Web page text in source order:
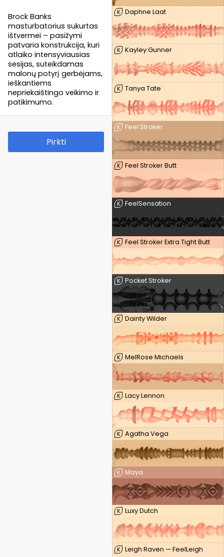
K Daphne Laat
K Kayley Gunner
K Tanya Tate
K Feel Stroker
K Feel Stroker Butt
K FeelSensation
K Feel Stroker Extra Tight Butt
K Pocket Stroker
K Dainty Wilder
K MelRose Michaels
K Lacy Lennon
K Agatha Vega
K Maya
K Luxy Dutch
K Leigh Raven — FeelLeigh
Brock Banks
masturbatorius sukurtas
ištvermei – pasižymi
patvaria konstrukcija, kuri
atlaiko intensyviausias
sesijas, suteikdamas
malonų potyrį gerbėjams,
ieškantiems
nepriekaištingo veikimo ir
patikimumo.
Pirkti